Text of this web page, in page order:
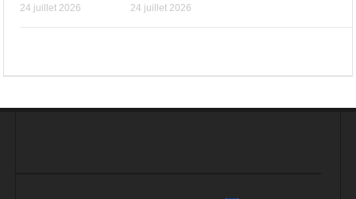
24 juillet 2026 24 juillet 2026